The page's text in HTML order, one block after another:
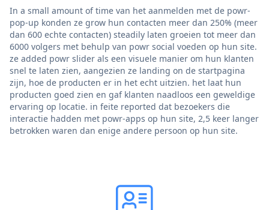
In a small amount of time van het aanmelden met de powr-
pop-up konden ze grow hun contacten meer dan 250% (meer
dan 600 echte contacten) steadily laten groeien tot meer dan
6000 volgers met behulp van powr social voeden op hun site.
ze added powr slider als een visuele manier om hun klanten
snel te laten zien, aangezien ze landing on de startpagina
zijn, hoe de producten er in het echt uitzien. het laat hun
producten goed zien en gaf klanten naadloos een geweldige
ervaring op locatie. in feite reported dat bezoekers die
interactie hadden met powr-apps op hun site, 2,5 keer langer
betrokken waren dan enige andere persoon op hun site.